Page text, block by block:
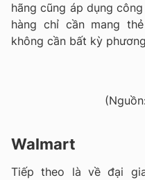
hãng cũng áp dụng
hàng chỉ cần mang
không cần bất kỳ
Walmart
Tiếp theo là về đại